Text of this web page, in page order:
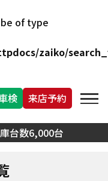
of type
zaiko/
台数6,000台
検 来店予約